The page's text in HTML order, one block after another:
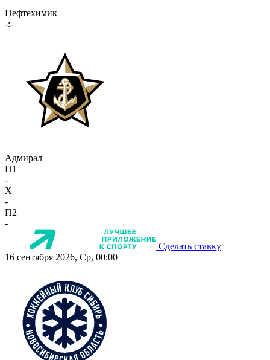
Нефтехимик
-:-
Адмирал
П1
-
X
-
П2
-
Сделать ставку
16 сентября 2026, Ср, 00:00